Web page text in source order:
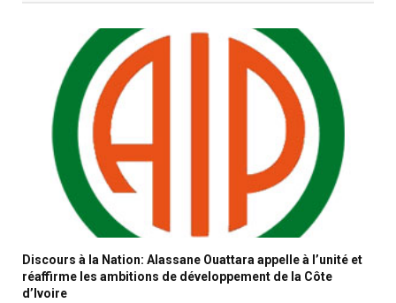
Discours à la Nation: Alassane Ouattara appelle à l’unité et
réaffirme les ambitions de développement de la Côte
d’Ivoire